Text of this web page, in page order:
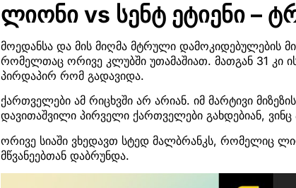
ლიონი vs სენტ ეტიენი –
მოედანსა და მის მიღმა მტრული დამოკიდებულების
რომელთაც ორივე კლუბში უთამაშიათ. მათგან 31 კი
პირდაპირ რომ გადავიდა.
ქართველები ამ რიცხვში არ არიან. იმ მარტივი
დავითაშვილი პირველი ქართველები გახდებიან, ვინც
ორივე სიაში ვხედავთ სტედ მალბრანკს, რომელიც
მწვანეებთან დაბრუნდა.